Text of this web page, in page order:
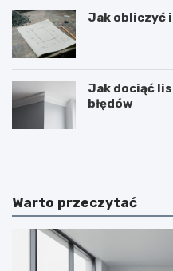
Jak obliczyć
Jak dociąć
błędów
N
d
a
B
a
b
Warto przeczytać